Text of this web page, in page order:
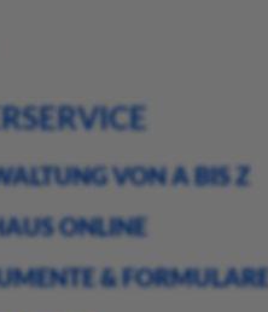
VON A BIS Z
ONLINE
& FORMULARE